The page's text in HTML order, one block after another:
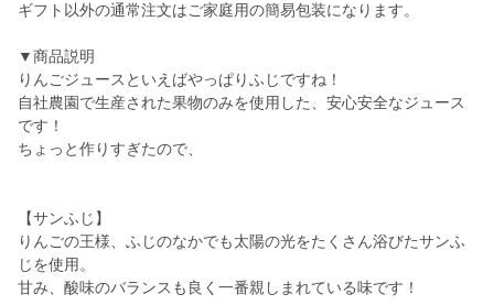
ギフト以外の通常注文はご家庭用の簡易包装になります。
▼商品説明
りんごジュースといえばやっぱりふじですね！
自社農園で生産された果物のみを使用した、安心安全なジュース
です！
ちょっと作りすぎたので、
【サンふじ】
りんごの王様、ふじのなかでも太陽の光をたくさん浴びたサンふ
じを使用。
甘み、酸味のバランスも良く一番親しまれている味です！